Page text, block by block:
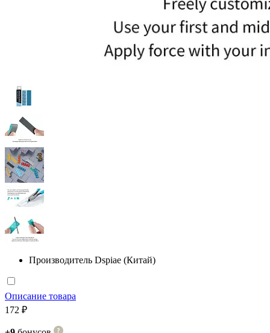
Производитель Dspiae (Китай)
Описание товара
172 ₽